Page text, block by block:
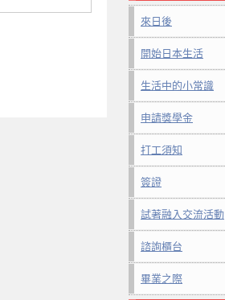
來日後
開始日本生活
生活中的小常識
申請獎學金
打工須知
簽證
試著融入交流活動
諮詢櫃台
畢業之際